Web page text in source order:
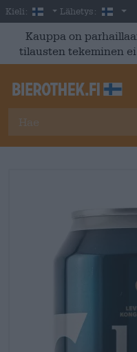
Skip to main content
Kieli: Finnish
Lähetys:
Kauppa on
tilausten tekeminen ei